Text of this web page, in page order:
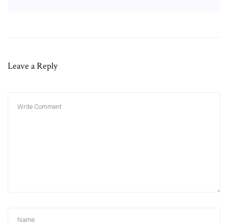
Leave a Reply